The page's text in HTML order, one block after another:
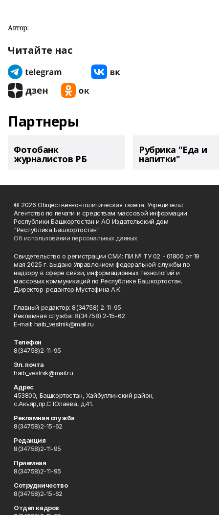
Автор:
Читайте нас
Партнеры
Фотобанк
журналистов РБ
Рубрика "Еда и
напитки"
© 2026 Общественно-политическая газета. Учредитель:
Агентство по печати и средствам массовой информации
Республики Башкортостан и АО Издательский дом
"Республика Башкортостан"
Об использовании персональных данных
Свидетельство о регистрации СМИ: ПИ № ТУ 02 - 01800 от 19
мая 2025 г. выдано Управлением федеральной службы по
надзору в сфере связи, информационных технологий и
массовых коммуникаций по Республике Башкортостан.
Директор-редактор Мустафина А.К.
Главный редактор: 8(34758) 2-11-95
Рекламная служба: 8(34758) 2-15-62
Е-mаil: haib_vestnik@mail.ru
Телефон
8(34758)2-11-95
Эл. почта
haib_vestnik@mail.ru
Адрес
453800, Башкортостан, Хайбуллинский район,
с.Акъяр,пр.С.Юлаева, д.41.
Рекламная служба
8(34758)2-15-62
Редакция
8(34758)2-11-95
Приемная
8(34758)2-11-95
Сотрудничество
8(34758)2-15-62
Отдел кадров